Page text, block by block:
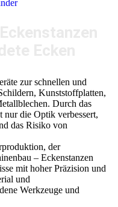
zur schnellen und
Kunststoffplatten,
Durch das
die Optik verbessert,
das Risiko von
der
– Eckenstanzen
mit hoher Präzision und
und
Werkzeuge und